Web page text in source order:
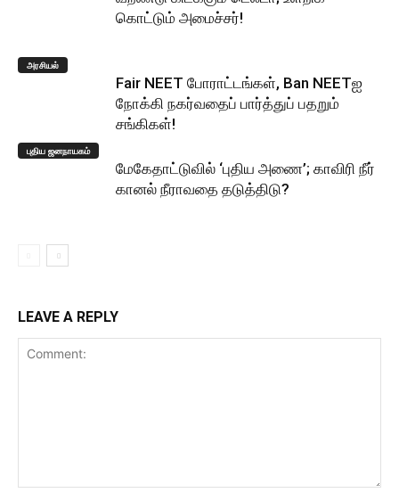
கொட்டும் அமைச்சர்!
அரசியல்
Fair NEET போராட்டங்கள், Ban NEETஐ
நோக்கி நகர்வதைப் பார்த்துப் பதறும்
சங்கிகள்!
புதிய ஜனநாயகம்
மேகேதாட்டுவில் ‘புதிய அணை’; காவிரி நீர்
கானல் நீராவதை தடுத்திடு?
LEAVE A REPLY